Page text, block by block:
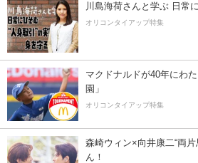
川島海荷さんと学ぶ 日常
オリコンタイアップ特集
マクドナルドが40年にわ
園」
オリコンタイアップ特集
森崎ウィン×向井康二“両
ん！